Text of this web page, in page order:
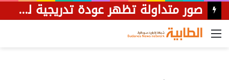
صور متداولة تظهر عودة تدريجية لنشاط سوق جبرة الشيخ بشمال كردفان.
القائمة